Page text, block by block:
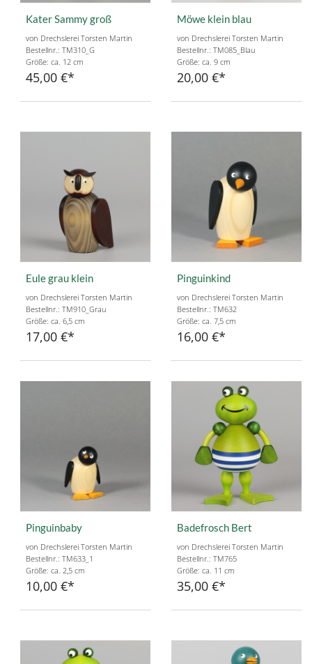
Kater Sammy groß
von Drechslerei Torsten Martin
Bestellnr.: TM310_G
Größe: ca. 12 cm
45,00 €
Möwe klein blau
von Drechslerei Torsten Martin
Bestellnr.: TM085_Blau
Größe: ca. 9 cm
20,00 €
Eule grau klein
von Drechslerei Torsten Martin
Bestellnr.: TM910_Grau
Größe: ca. 6,5 cm
17,00 €
Pinguinkind
von Drechslerei Torsten Martin
Bestellnr.: TM632
Größe: ca. 7,5 cm
16,00 €
Pinguinbaby
von Drechslerei Torsten Martin
Bestellnr.: TM633_1
Größe: ca. 2,5 cm
10,00 €
Badefrosch Bert
von Drechslerei Torsten Martin
Bestellnr.: TM765
Größe: ca. 11 cm
35,00 €